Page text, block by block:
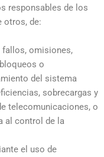
responsables de los
otros, de:
fallos, omisiones,
o
del sistema
sobrecargas y
telecomunicaciones, o
al control de la
el uso de